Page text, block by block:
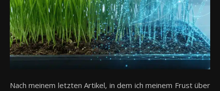
Nach meinem letzten Artikel, in dem ich meinem Frust über